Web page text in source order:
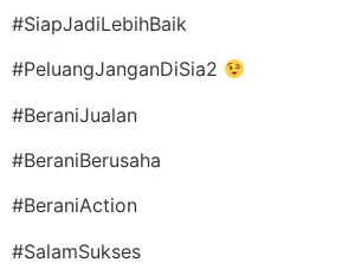
#SiapJadiLebihBaik
#PeluangJanganDiSia2
#BeraniJualan
#BeraniBerusaha
#BeraniAction
#SalamSukses